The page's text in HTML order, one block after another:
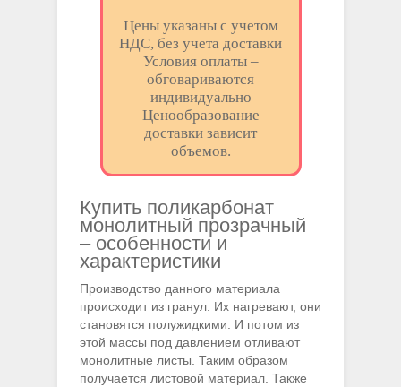
Цены указаны с учетом
НДС, без учета доставки
Условия оплаты –
обговариваются
индивидуально
Ценообразование
доставки зависит
объемов.
Купить поликарбонат
монолитный прозрачный
– особенности и
характеристики
Производство данного материала
происходит из гранул. Их нагревают, они
становятся полужидкими. И потом из
этой массы под давлением отливают
монолитные листы. Таким образом
получается листовой материал. Также